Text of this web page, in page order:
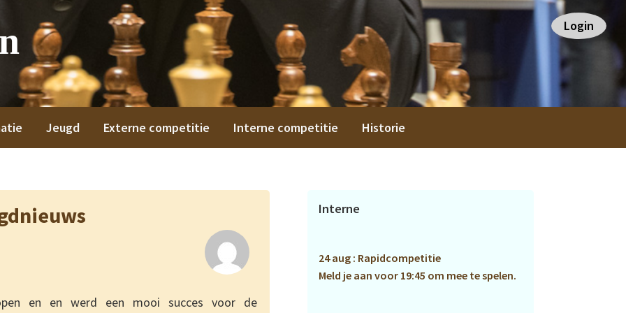
Login
Jeugd Externe competitie Interne competitie Historie
en en werd een mooi succes voor de
Primaire
Interne
24 aug : Rapidcompetitie
Meld je aan voor 19:45 om mee te spelen.